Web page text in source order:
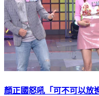
顏正國怒吼「可不可以